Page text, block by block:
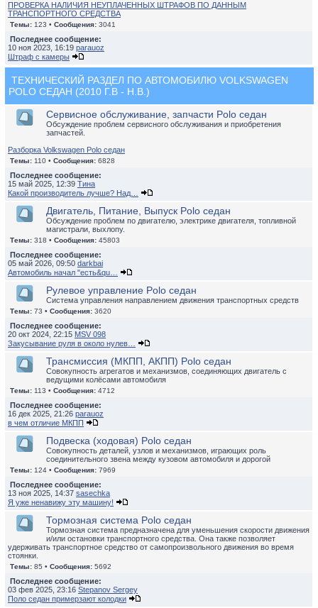
ПРОВЕРКА НАЛИЧИЯ НЕУПЛАЧЕННЫХ ШТРАФОВ ПО ДАННЫМ
ТРАНСПОРТНОГО СРЕДСТВА
Темы: 123 • Сообщения: 3041
Последнее сообщение:
10 ноя 2023, 16:19 parauoz
Штраф с камеры
ТЕХНИЧЕСКИЙ РАЗДЕЛ ПО АВТОМОБИЛЮ VOLKSWAGEN
POLO СЕДАН (2010 Г.В - Н.В.)
Сервисное обслуживание, запчасти Polo седан
Обсуждение проблем сервисного обслуживания и приобретения
запчастей.
Разборка Volkswagen Polo седан
Темы: 110 • Сообщения: 6828
Последнее сообщение:
15 май 2025, 12:39 Тина
Какой производитель лучше? Над…
Двигатель, Питание, Выпуск Polo седан
Обсуждение проблем по двигателю, электрике двигателя, топливной
магистрали, выхлопу.
Темы: 318 • Сообщения: 45803
Последнее сообщение:
05 май 2026, 09:50 darkbai
Автомобиль начал "есть&qu…
Рулевое управление Polo седан
Система управления направлением движения транспортных средств
Темы: 73 • Сообщения: 3620
Последнее сообщение:
20 окт 2024, 22:15 MSV 098
Закусывание руля в около нулев…
Трансмиссия (МКПП, АКПП) Polo седан
Совокупность агрегатов и механизмов, соединяющих двигатель с
ведущими колёсами автомобиля
Темы: 113 • Сообщения: 4712
Последнее сообщение:
16 дек 2025, 21:26 parauoz
в чем отличие МКПП
Подвеска (ходовая) Polo седан
Совокупность деталей, узлов и механизмов, играющих роль
соединительного звена между кузовом автомобиля и дорогой
Темы: 124 • Сообщения: 7969
Последнее сообщение:
13 ноя 2025, 14:37 sasechka
Я уже ненавижу эту машину!
Тормозная система Polo седан
Тормозная система предназначена для уменьшения скорости движения
и/или остановки транспортного средства. Она также позволяет
удерживать транспортное средство от самопроизвольного движения во время
стоянки.
Темы: 85 • Сообщения: 5692
Последнее сообщение:
03 фев 2025, 23:16 Stepanov Sergey
Поло седан примерзают колодки